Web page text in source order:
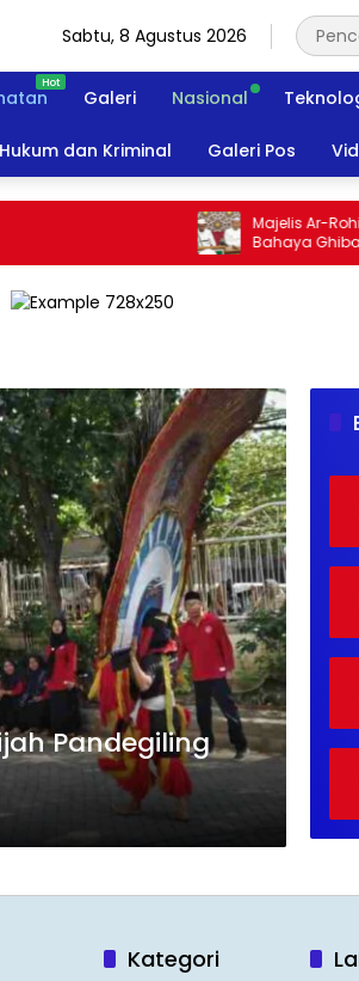
Sabtu, 8 Agustus 2026
Galeri Nasional
Hukum dan Kriminal Galeri Pos
Majelis Ar-Rohimin
Bahaya Ghibah
Pandegiling
Kategori